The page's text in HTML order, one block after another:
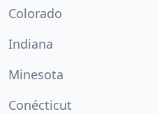
Colorado
Indiana
Minesota
Conécticut